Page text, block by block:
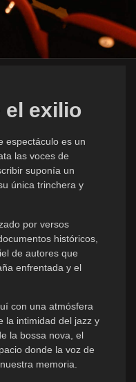
el exilio
espectáculo es un
las voces de
suponía un
única trinchera y
por versos
históricos,
de autores que
enfrentada y el
con una atmósfera
la intimidad del jazz y
la bossa nova, el
donde la voz de
memoria.